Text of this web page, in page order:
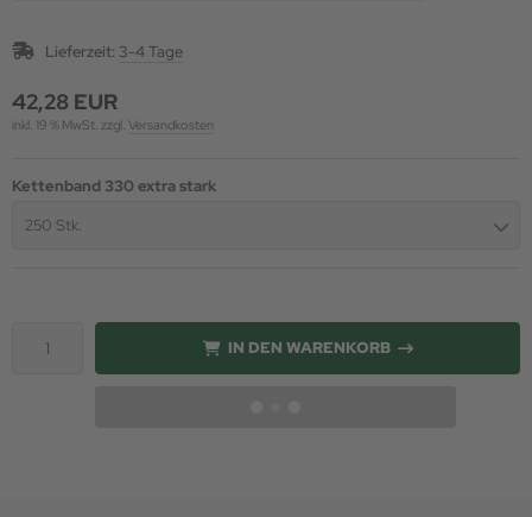
Lieferzeit: 3-4 Tage
42,28 EUR
inkl. 19 % MwSt. zzgl. Versandkosten
Kettenband 330 extra stark
250 Stk.
IN DEN WARENKORB